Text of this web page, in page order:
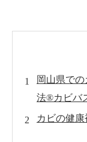
岡山県で
法®カビバ
カビの健